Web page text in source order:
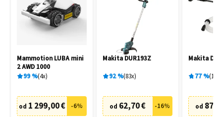
Mammotion LUBA mini
2 AWD 1000
99% 4x
od 1 299,00 € -6%
Makita DUR193Z
92% 83x
od 62,70 € -16%
Makita
77% 19
od